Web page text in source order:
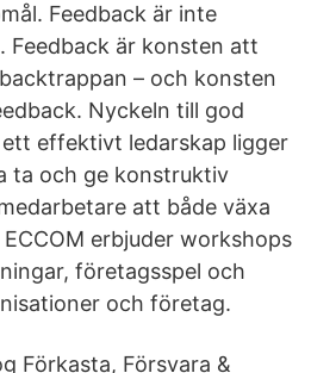
Feedback är inte
Feedback är konsten att
– och konsten
Nyckeln till god
effektivt ledarskap ligger
ta och ge konstruktiv
att både växa
erbjuder workshops
företagsspel och
och företag.
Förkasta, Försvara &